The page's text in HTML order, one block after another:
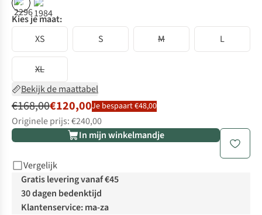
% %
Kies je maat:
XS
S M L
XL
Bekijk de maattabel
€168,00€120,00Je bespaart €48,00
Originele prijs: €240,00
In mijn winkelmandje
Vergelijk
Gratis levering vanaf €45
30 dagen bedenktijd
Klantenservice: ma-za